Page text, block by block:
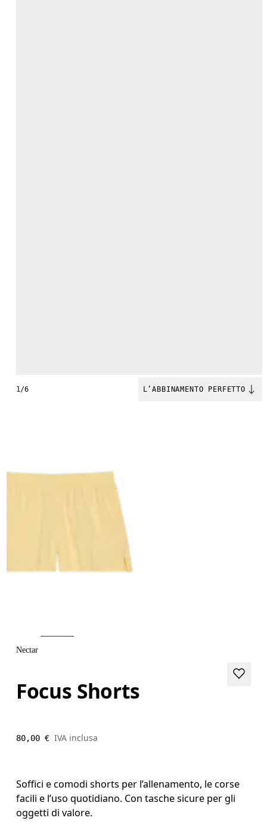
1/6 L’ABBINAMENTO PERFETTO
Nectar
Focus Shorts
80,00 € IVA inclusa
Soffici e comodi shorts per l’allenamento, le corse
facili e l’uso quotidiano. Con tasche sicure per gli
oggetti di valore.